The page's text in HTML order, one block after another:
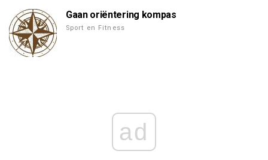
Gaan oriëntering kompas
Sport en Fitness
ad